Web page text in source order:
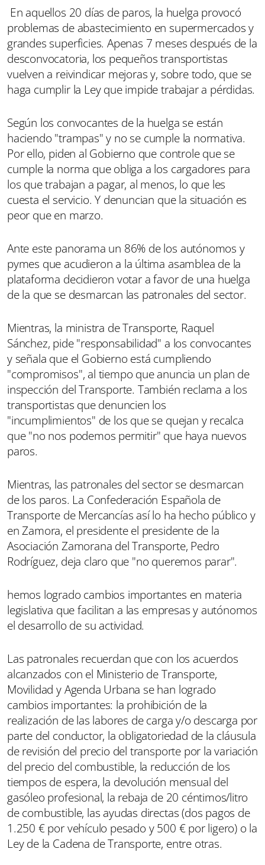
En aquellos 20 días de paros, la huelga provocó
problemas de abastecimiento en supermercados y
grandes superficies. Apenas 7 meses después de la
desconvocatoria, los pequeños transportistas
vuelven a reivindicar mejoras y, sobre todo, que se
haga cumplir la Ley que impide trabajar a pérdidas.
Según los convocantes de la huelga se están
haciendo "trampas" y no se cumple la normativa.
Por ello, piden al Gobierno que controle que se
cumple la norma que obliga a los cargadores para
los que trabajan a pagar, al menos, lo que les
cuesta el servicio. Y denuncian que la situación es
peor que en marzo.
Ante este panorama un 86% de los autónomos y
pymes que acudieron a la última asamblea de la
plataforma decidieron votar a favor de una huelga
de la que se desmarcan las patronales del sector.
Mientras, la ministra de Transporte, Raquel
Sánchez, pide "responsabilidad" a los convocantes
y señala que el Gobierno está cumpliendo
"compromisos", al tiempo que anuncia un plan de
inspección del Transporte. También reclama a los
transportistas que denuncien los
"incumplimientos" de los que se quejan y recalca
que "no nos podemos permitir" que haya nuevos
paros.
Mientras, las patronales del sector se desmarcan
de los paros. La Confederación Española de
Transporte de Mercancías así lo ha hecho público y
en Zamora, el presidente el presidente de la
Asociación Zamorana del Transporte, Pedro
Rodríguez, deja claro que "no queremos parar".
hemos logrado cambios importantes en materia
legislativa que facilitan a las empresas y autónomos
el desarrollo de su actividad.
Las patronales recuerdan que con los acuerdos
alcanzados con el Ministerio de Transporte,
Movilidad y Agenda Urbana se han logrado
cambios importantes: la prohibición de la
realización de las labores de carga y/o descarga por
parte del conductor, la obligatoriedad de la cláusula
de revisión del precio del transporte por la variación
del precio del combustible, la reducción de los
tiempos de espera, la devolución mensual del
gasóleo profesional, la rebaja de 20 céntimos/litro
de combustible, las ayudas directas (dos pagos de
1.250 € por vehículo pesado y 500 € por ligero) o la
Ley de la Cadena de Transporte, entre otras.